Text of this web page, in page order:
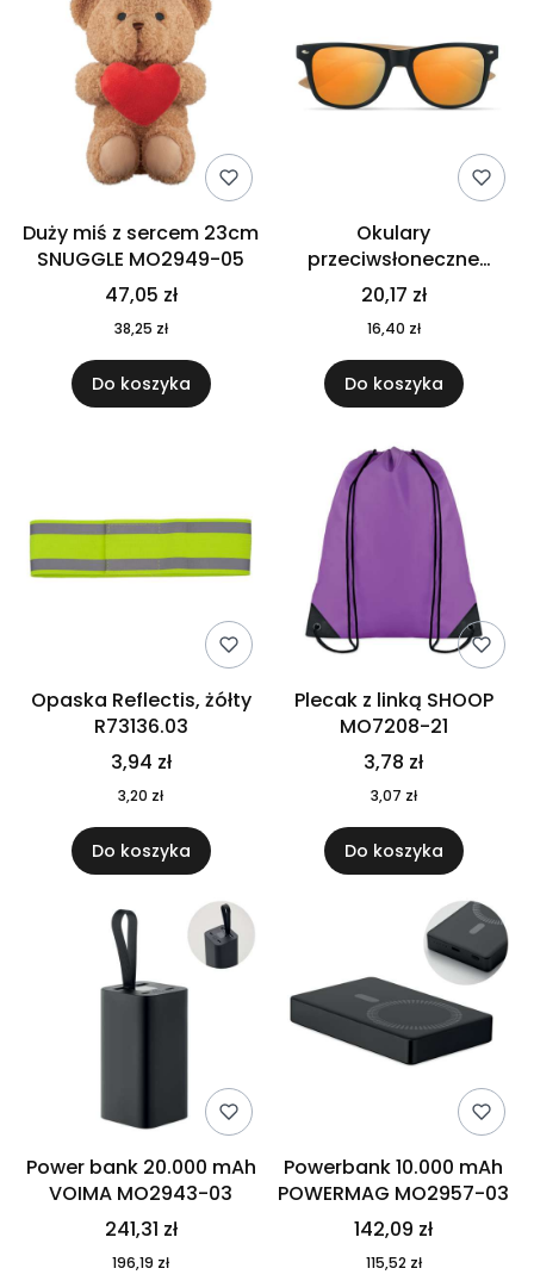
Duży miś z sercem 23cm
SNUGGLE MO2949-05
47,05 zł
38,25 zł
Do koszyka
Okulary
przeciwsłoneczne
CALIFORNIA TOUCH
MO9617-10
20,17 zł
16,40 zł
Do koszyka
Opaska Reflectis, żółty
R73136.03
3,94 zł
3,20 zł
Do koszyka
Plecak z linką SHOOP
MO7208-21
3,78 zł
3,07 zł
Do koszyka
Power bank 20.000 mAh
VOIMA MO2943-03
241,31 zł
196,19 zł
Powerbank 10.000 mAh
POWERMAG MO2957-03
142,09 zł
115,52 zł